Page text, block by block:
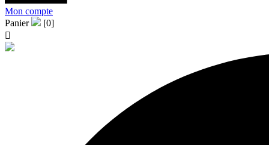
Mon compte
Panier
[0]
